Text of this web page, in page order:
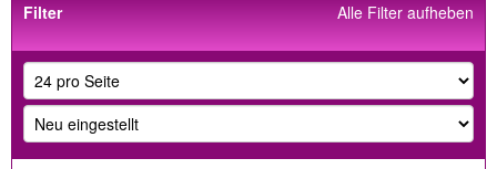
Alle Filter aufheben
Filter